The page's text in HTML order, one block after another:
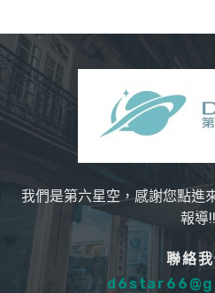
我們是第六星空，感謝您點進
報導!!
聯絡我